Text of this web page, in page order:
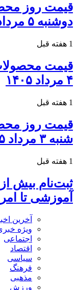
قیمت روز
دوشنبه ۵ مرداد ۱۴۰۵
1 هفته قبل
قیمت
۴ مرداد ۱۴۰۵
1 هفته قبل
قیمت روز
شنبه ۳ مرداد ۱۴۰۵
1 هفته قبل
آموزشی تا
آخرین
ویژه
اجتماعی
اقتصاد
سیاسی
فرهنگ
مذهبی
ورزش